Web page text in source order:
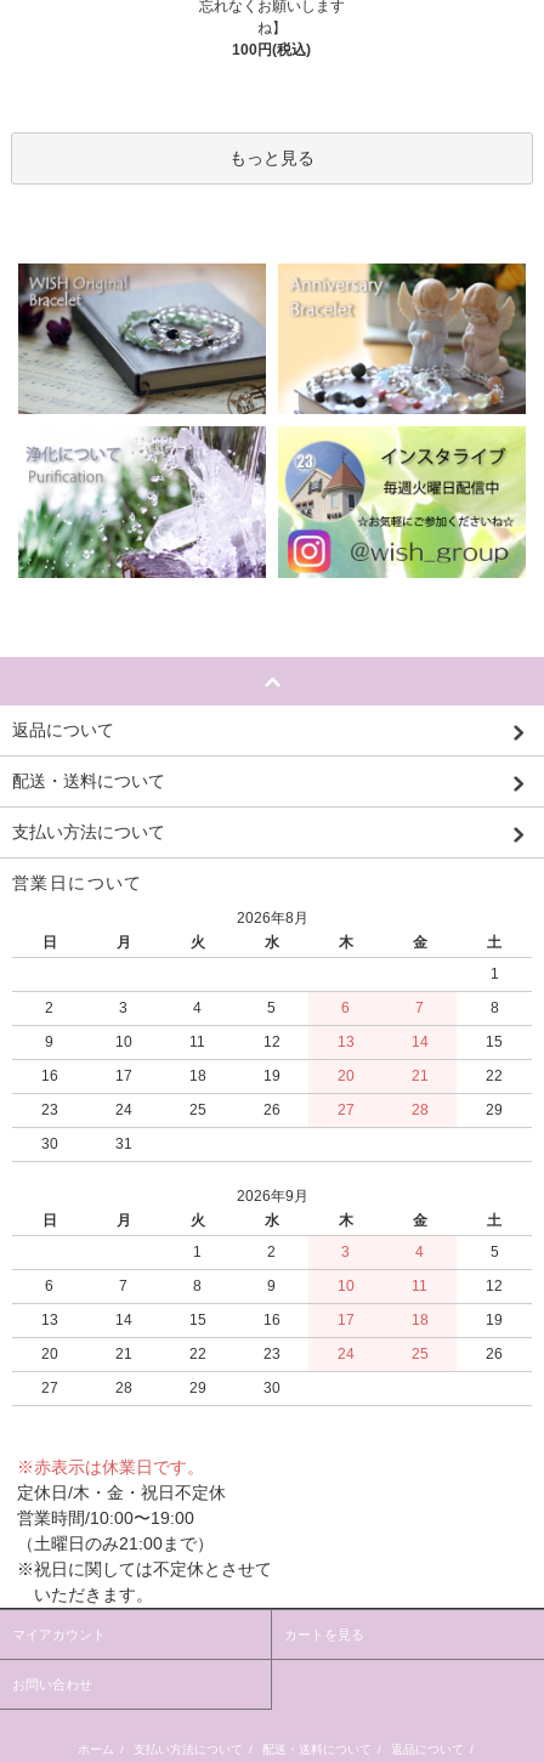
忘れなくお願いします
ね】
100円(税込)
もっと見る
返品について
配送・送料について
支払い方法について
営業日について
2026年8月
日
月 火 水 木 金
土
1
2
3 4 5 6 7
8
9
10 11 12 13 14
15
16
17 18 19 20 21
22
23
24 25 26 27 28
29
30
31
2026年9月
日
月 火 水 木 金
土
1
2 3 4
5
6
7 8 9 10 11
12
13
14 15 16 17 18
19
20
21 22 23 24 25
26
27
28 29 30
※赤表示は休業日です。
定休日/木・金・祝日不定休
営業時間/10:00〜19:00
（土曜日のみ21:00まで）
※祝日に関しては不定休とさせて
いただきます。
マイアカウント カートを見る
お問い合わせ
ホーム / 支払い方法について / 配送・送料について / 返品について /